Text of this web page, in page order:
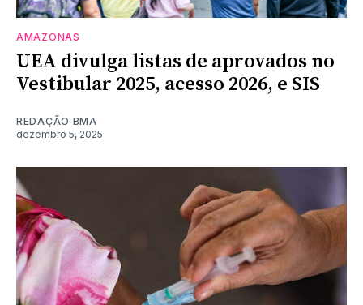
AMAZONAS
UEA divulga listas de aprovados no
Vestibular 2025, acesso 2026, e SIS
REDAÇÃO BMA
dezembro 5, 2025